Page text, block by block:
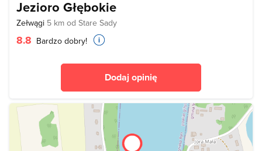
Jezioro Głębokie
Zełwągi 5 km od Stare Sady
8.8 Bardzo dobry!
Dodaj opinię